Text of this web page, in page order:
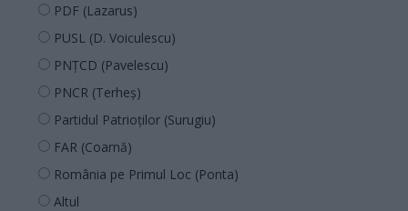
PDF (Lazarus)
PUSL (D. Voiculescu)
PNȚCD (Pavelescu)
PNCR (Terheș)
Partidul Patrioților (Surugiu)
FAR (Coarnă)
România pe Primul Loc (Ponta)
Altul